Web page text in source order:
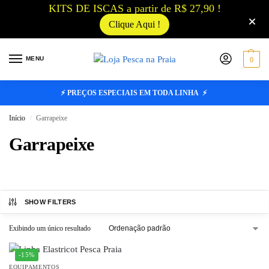
KITS DE ISCAS a partir de R$ 27,90 !
Clique Aqui !
MENU 0
⚡ PREÇOS ESPECIAIS EM TODA LINHA ⚡
Início / Garrapeixe
Garrapeixe
SHOW FILTERS
Exibindo um único resultado
-15%
EQUIPAMENTOS